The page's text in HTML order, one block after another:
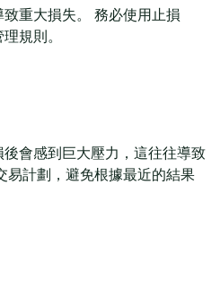
重大損失。 務必使用止損
規則。
會感到巨大壓力，這往往導致
易計劃，避免根據最近的結果